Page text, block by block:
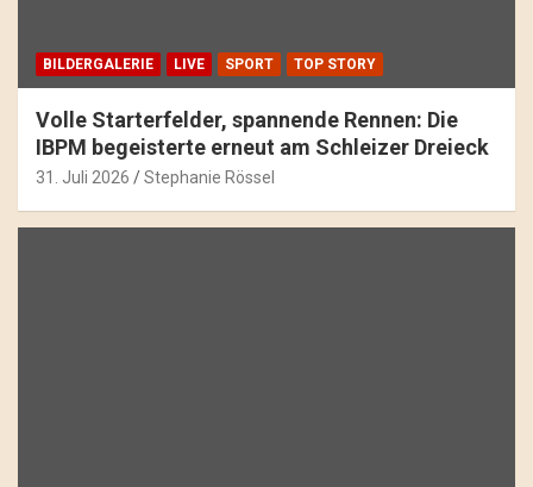
BILDERGALERIE LIVE SPORT TOP STORY
Volle Starterfelder, spannende Rennen: Die
IBPM begeisterte erneut am Schleizer Dreieck
31. Juli 2026 Stephanie Rössel